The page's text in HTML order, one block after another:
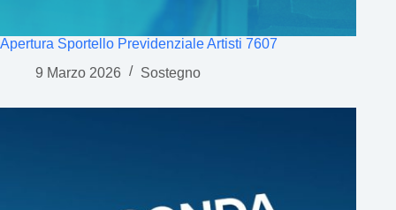
Apertura Sportello Previdenziale Artisti 7607
9 Marzo 2026
Sostegno